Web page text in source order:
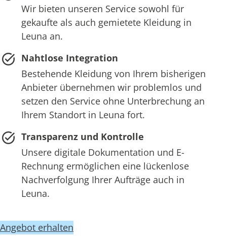
Wir bieten unseren Service sowohl für
gekaufte als auch gemietete Kleidung in
Leuna an.
Nahtlose Integration
Bestehende Kleidung von Ihrem bisherigen
Anbieter übernehmen wir problemlos und
setzen den Service ohne Unterbrechung an
Ihrem Standort in Leuna fort.
Transparenz und Kontrolle
Unsere digitale Dokumentation und E-
Rechnung ermöglichen eine lückenlose
Nachverfolgung Ihrer Aufträge auch in
Leuna.
Angebot erhalten